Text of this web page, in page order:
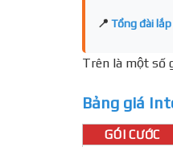
📍 Tổng đài
Trên là một số
Bảng giá
GÓI CƯỚC